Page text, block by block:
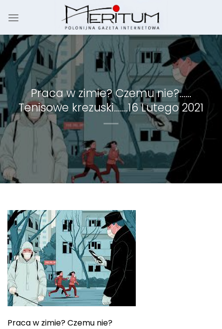
Praca w zimie? Czemu nie?……
Tenisowe krezuski…….16 Lutego 2021
Praca w zimie? Czemu nie?